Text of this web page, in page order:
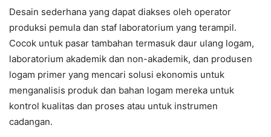
Desain sederhana yang dapat diakses oleh operator
produksi pemula dan staf laboratorium yang terampil.
Cocok untuk pasar tambahan termasuk daur ulang logam,
laboratorium akademik dan non-akademik, dan produsen
logam primer yang mencari solusi ekonomis untuk
menganalisis produk dan bahan logam mereka untuk
kontrol kualitas dan proses atau untuk instrumen
cadangan.